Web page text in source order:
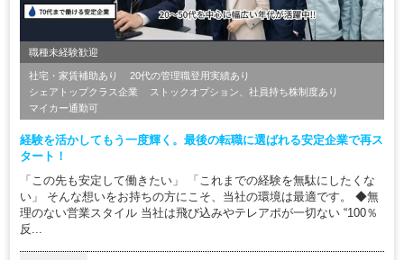
職種未経験歓迎
社宅・家賃補助あり
20代の管理職登用実績あり
シェアトップクラス企業
ストックオプション、社員持ち株制度あり
マイカー通勤可
経験を活かしてもう一度輝く。最後の転職に選ばれる安定企業で再ス
タート！
「この先も安定して働きたい」 「これまでの経験を無駄にしたくな
い」 そんな想いをお持ちの方にこそ、当社の環境は最適です。 ◆無
理のない営業スタイル 当社は飛び込みやテレアポが一切ない “100％
反...